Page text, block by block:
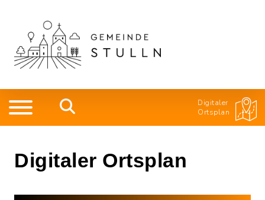
Digitaler
Ortsplan
Digitaler Ortsplan